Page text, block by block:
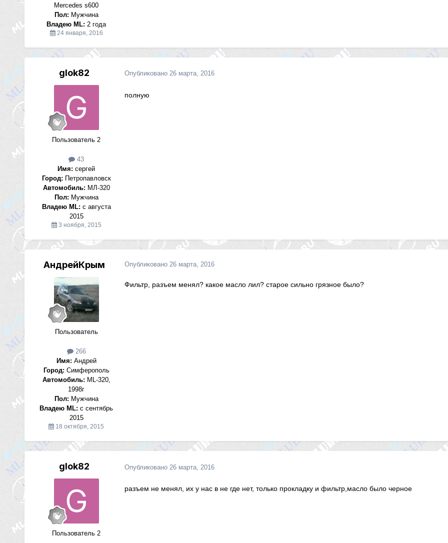
Mercedes s600
Пол: Мужчина
Владею ML: 2 года
24 января, 2016
glok82
Пользователь 2
43
Имя: сергей
Город: Петропавловск
Автомобиль: МЛ-320
Пол: Мужчина
Владею ML: с августа
2015
3 ноября, 2015
Опубликовано 26 марта, 2016
полную
АндрейКрым
Пользователь
266
Имя: Андрей
Город: Симферополь
Автомобиль: ML-320,
1998г
Пол: Мужчина
Владею ML: с сентябрь
2015
18 октября, 2015
Опубликовано 26 марта, 2016
Фильтр, разъем менял? какое масло лил? старое сильно грязное было?
glok82
Пользователь 2
Опубликовано 26 марта, 2016
разъем не менял, их у нас в не где нет, только прокладку и фильтр,масло было черное